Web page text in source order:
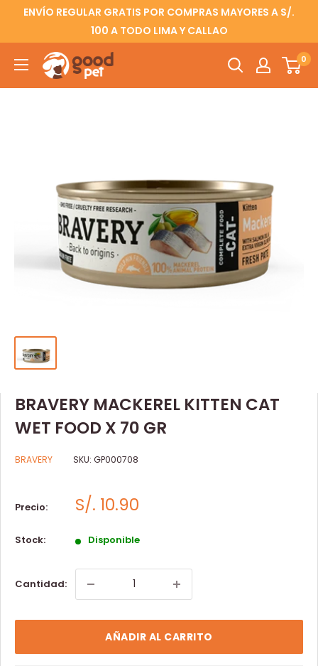
ENVÍO REGULAR GRATIS POR COMPRAS MAYORES A S/.
100 A TODO LIMA Y CALLAO
0
BRAVERY MACKEREL KITTEN CAT
WET FOOD X 70 GR
BRAVERY SKU: GP000708
Precio: S/. 10.90
Stock: Disponible
Cantidad:
AÑADIR AL CARRITO